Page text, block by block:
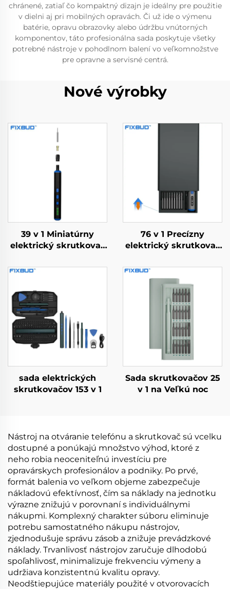
chránené, zatiaľ čo kompaktný dizajn je ideálny pre použitie
v dielni aj pri mobilných opravách. Či už ide o výmenu
batérie, opravu obrazovky alebo údržbu vnútorných
komponentov, táto profesionálna sada poskytuje všetky
potrebné nástroje v pohodlnom balení vo veľkomnožstve
pre opravne a servisné centrá.
Nové výrobky
39 v 1 Miniatúrny
elektrický skrutkovač
76 v 1 Precízny
elektrický skrutkovač
momentom
sada elektrických
skrutkovačov 153 v 1
Sada skrutkovačov 25
v 1 na Veľkú noc
Nástroj na otváranie telefónu a skrutkovač sú vcelku
dostupné a ponúkajú množstvo výhod, ktoré z
neho robia neoceniteľnú investíciu pre
opravárskych profesionálov a podniky. Po prvé,
formát balenia vo veľkom objeme zabezpečuje
nákladovú efektívnosť, čím sa náklady na jednotku
výrazne znižujú v porovnaní s individuálnymi
nákupmi. Komplexný charakter súboru eliminuje
potrebu samostatného nákupu nástrojov,
zjednodušuje správu zásob a znižuje prevádzkové
náklady. Trvanlivosť nástrojov zaručuje dlhodobú
spoľahlivosť, minimalizuje frekvenciu výmeny a
udržiava konzistentnú kvalitu opravy.
Neodštiepujúce materiály použité v otvorovacích